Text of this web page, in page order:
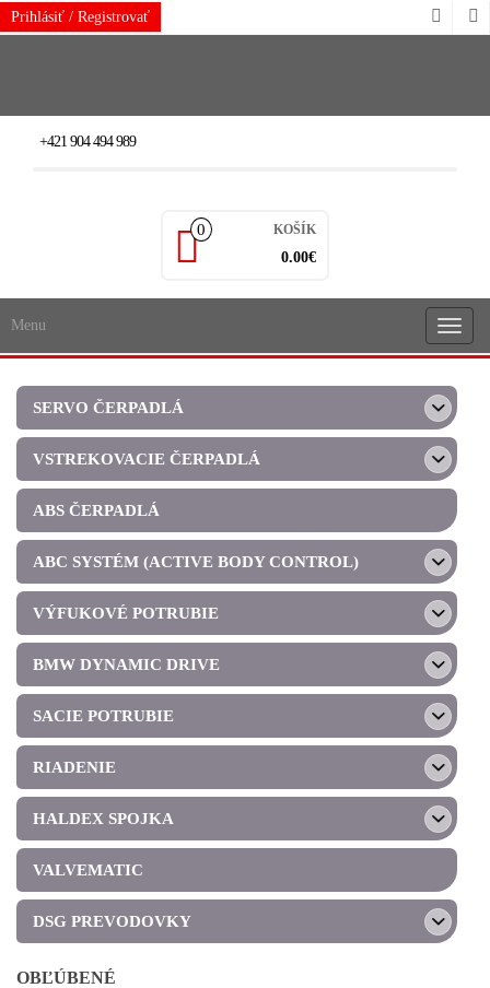
Skip
to
Prihlásiť / Registrovať
+421 904 494 989
0 KOŠÍK
0.00€
Menu
SERVO ČERPADLÁ
VSTREKOVACIE ČERPADLÁ
ABS ČERPADLÁ
ABC SYSTÉM (ACTIVE BODY CONTROL)
VÝFUKOVÉ POTRUBIE
BMW DYNAMIC DRIVE
SACIE POTRUBIE
RIADENIE
HALDEX SPOJKA
VALVEMATIC
DSG PREVODOVKY
OBĽÚBENÉ